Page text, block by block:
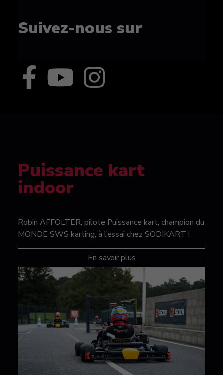
Suivez-nous sur
Puissance kart
indoor
Robin AFFOLTER, pilote Puissance kart, champion du
MONDE SWS karting, à l’essai chez SODIKART !
En savoir plus